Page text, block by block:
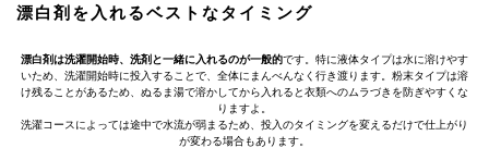
漂白剤を入れるベストなタイミング
漂白剤は洗濯開始時、洗剤と一緒に入れるのが一般的です。特に液体タイプは水に溶けやす
いため、洗濯開始時に投入することで、全体にまんべんなく行き渡ります。粉末タイプは溶
け残ることがあるため、ぬるま湯で溶かしてから入れると衣類へのムラづきを防ぎやすくな
りますよ。
洗濯コースによっては途中で水流が弱まるため、投入のタイミングを変えるだけで仕上がり
が変わる場合もあります。